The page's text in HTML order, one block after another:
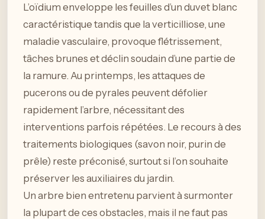
L’oïdium enveloppe les feuilles d’un duvet blanc
caractéristique tandis que la verticilliose, une
maladie vasculaire, provoque flétrissement,
tâches brunes et déclin soudain d’une partie de
la ramure. Au printemps, les attaques de
pucerons ou de pyrales peuvent défolier
rapidement l’arbre, nécessitant des
interventions parfois répétées. Le recours à des
traitements biologiques (savon noir, purin de
prêle) reste préconisé, surtout si l’on souhaite
préserver les auxiliaires du jardin.
Un arbre bien entretenu parvient à surmonter
la plupart de ces obstacles, mais il ne faut pas